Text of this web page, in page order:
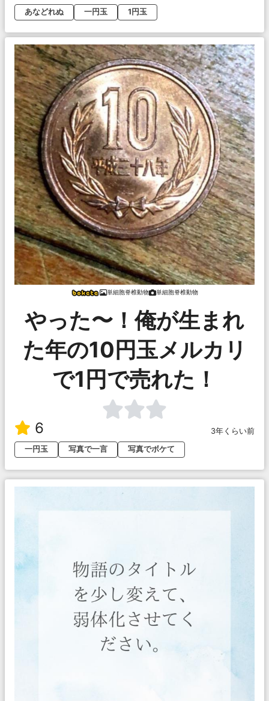
あなどれぬ
一円玉 1円玉
単細胞脊椎動物 単細胞脊椎動物
やった〜！俺が生まれ
た年の10円玉メルカリ
で1円で売れた！
6
3年くらい前
一円玉
写真で一言 写真でボケて